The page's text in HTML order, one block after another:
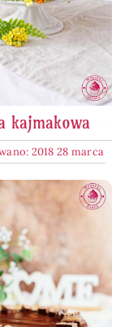
kajmakowa
2018 28 marca